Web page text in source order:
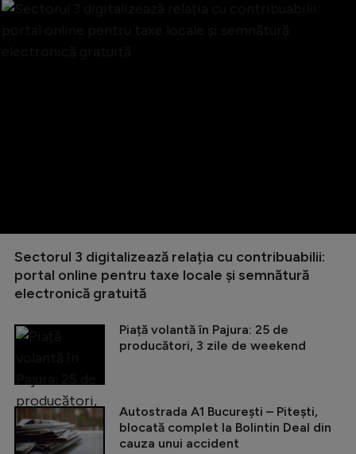
Sectorul 3 digitalizează relația cu contribuabilii:
portal online pentru taxe locale și semnătură
electronică gratuită
Piață volantă în Pajura: 25 de
producători, 3 zile de weekend
Autostrada A1 București – Pitești,
blocată complet la Bolintin Deal din
cauza unui accident